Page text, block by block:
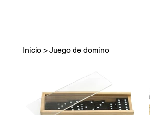
Inicio >Juego de domino